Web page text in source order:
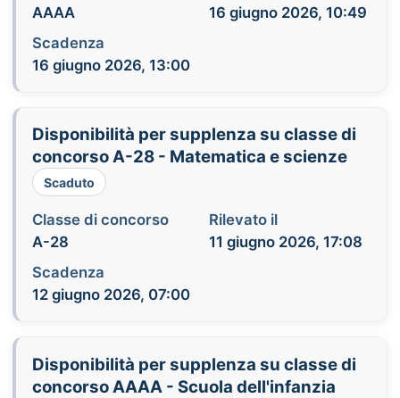
AAAA
16 giugno 2026, 10:49
Scadenza
16 giugno 2026, 13:00
Disponibilità per supplenza su classe di
concorso A-28 - Matematica e scienze
Scaduto
Classe di concorso
A-28
Rilevato il
11 giugno 2026, 17:08
Scadenza
12 giugno 2026, 07:00
Disponibilità per supplenza su classe di
concorso AAAA - Scuola dell'infanzia